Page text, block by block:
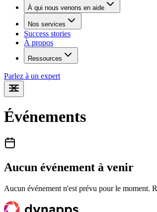
À qui nous venons en aide
Nos services
Success stories
À propos
Ressources
Parlez à un expert
Événements
Aucun événement à venir
Aucun événement n'est prévu pour le moment.